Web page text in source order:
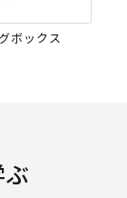
ボックス